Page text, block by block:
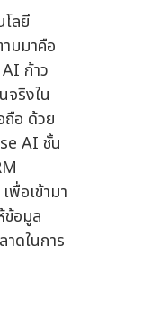
ลยี
มมาคือ
ก้าว
จริงใน
ถือ ด้วย
AI ชั้น
พื่อเข้ามา
ข้อมูล
ดในการ